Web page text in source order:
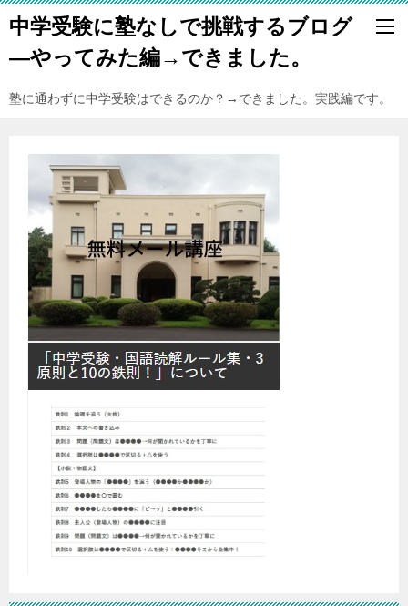
中学受験に塾なしで挑戦するブログ
―やってみた編→できました。
塾に通わずに中学受験はできるのか？→できました。実践編です。